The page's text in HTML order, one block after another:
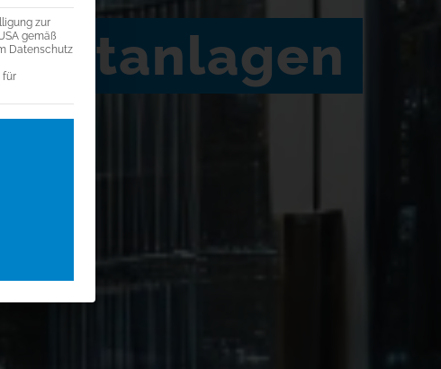
zur
gemäß
Datenschutz
für